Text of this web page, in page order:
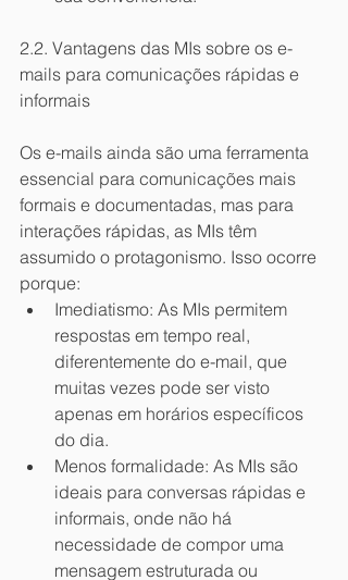
2.2. Vantagens das MIs sobre os e-
mails para comunicações rápidas e
informais
Os e-mails ainda são uma ferramenta
essencial para comunicações mais
formais e documentadas, mas para
interações rápidas, as MIs têm
assumido o protagonismo. Isso ocorre
porque:
Imediatismo: As MIs permitem
respostas em tempo real,
diferentemente do e-mail, que
muitas vezes pode ser visto
apenas em horários específicos
do dia.
Menos formalidade: As MIs são
ideais para conversas rápidas e
informais, onde não há
necessidade de compor uma
mensagem estruturada ou